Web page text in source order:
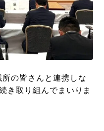
の皆さんと連携しな
き取り組んでまいりま